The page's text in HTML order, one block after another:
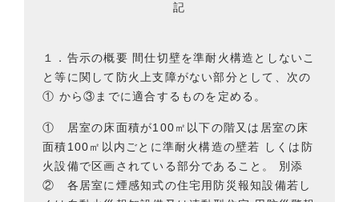
記
１．告示の概要 間仕切壁を準耐火構造としないこ
と等に関して防火上支障がない部分として、次の
① から③までに適合するものを定める。
① 居室の床面積が100㎡以下の階又は居室の床
面積100㎡以内ごとに準耐火構造の壁若 しくは防
火設備で区画されている部分であること。 別添
② 各居室に煙感知式の住宅用防災報知設備若し